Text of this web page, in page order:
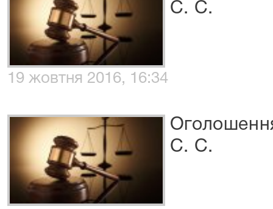
С. С.
19 жовтня 2016, 16:34
С. С.